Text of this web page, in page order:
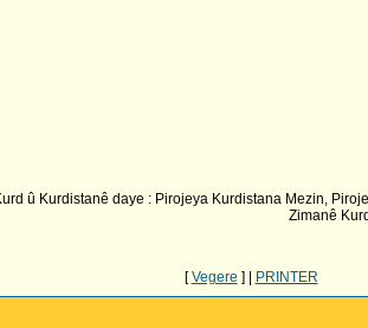
û Kurdistanê daye : Pirojeya Kurdistana Mezin,
Zimanê
[Vegere ] | PRINTER